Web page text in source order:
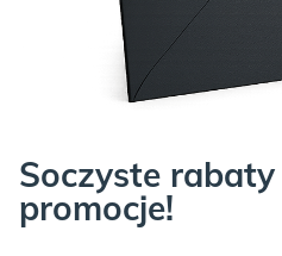
Soczyste
promocje!